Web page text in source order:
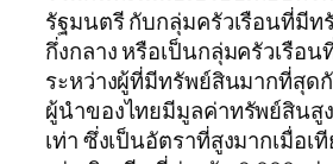
รัฐมนตรี กับกลุ่มครัวเรือนที่มี
กึ่งกลาง หรือเป็นกลุ่มครัวเรือน
ระหว่างผู้ที่มีทรัพย์สินมากที่สุด
ผู้นำของไทยมีมูลค่าทรัพย์สินสู
เท่า ซึ่งเป็นอัตราที่สูงมากเมื่อเ